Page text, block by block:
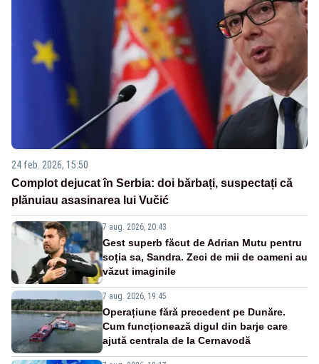
24 feb. 2026, 15:50
Complot dejucat în Serbia: doi bărbați, suspectați că
plănuiau asasinarea lui Vučić
7 aug. 2026, 20:43
Gest superb făcut de Adrian Mutu pentru
soția sa, Sandra. Zeci de mii de oameni au
văzut imaginile
7 aug. 2026, 19:45
Operațiune fără precedent pe Dunăre.
Cum funcționează digul din barje care
ajută centrala de la Cernavodă